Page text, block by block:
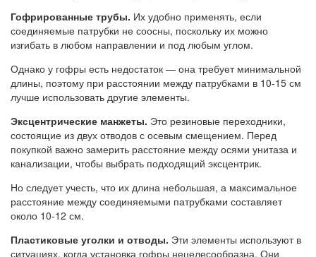
Гофрированные трубы. Их удобно применять, если
соединяемые патрубки не соосны, поскольку их можно
изгибать в любом направлении и под любым углом.
Однако у гофры есть недостаток — она требует минимальной
длины, поэтому при расстоянии между патрубками в 10-15 см
лучше использовать другие элементы.
Эксцентрические манжеты. Это резиновые переходники,
состоящие из двух отводов с осевым смещением. Перед
покупкой важно замерить расстояние между осями унитаза и
канализации, чтобы выбрать подходящий эксцентрик.
Но следует учесть, что их длина небольшая, а максимальное
расстояние между соединяемыми патрубками составляет
около 10-12 см.
Пластиковые уголки и отводы. Эти элементы используют в
ситуациях, когда установка гофры нецелесообразна. Они